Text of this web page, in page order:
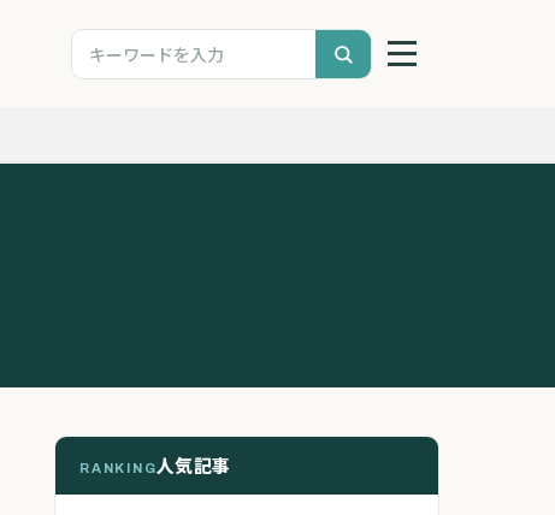
RANKING人気記事